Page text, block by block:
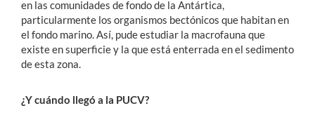
en las comunidades de fondo de la Antártica,
particularmente los organismos bectónicos que habitan en
el fondo marino. Así, pude estudiar la macrofauna que
existe en superficie y la que está enterrada en el sedimento
de esta zona.
¿Y cuándo llegó a la PUCV?